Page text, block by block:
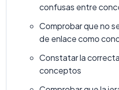
confusas entre
Comprobar que no
de enlace como
Constatar la
conceptos